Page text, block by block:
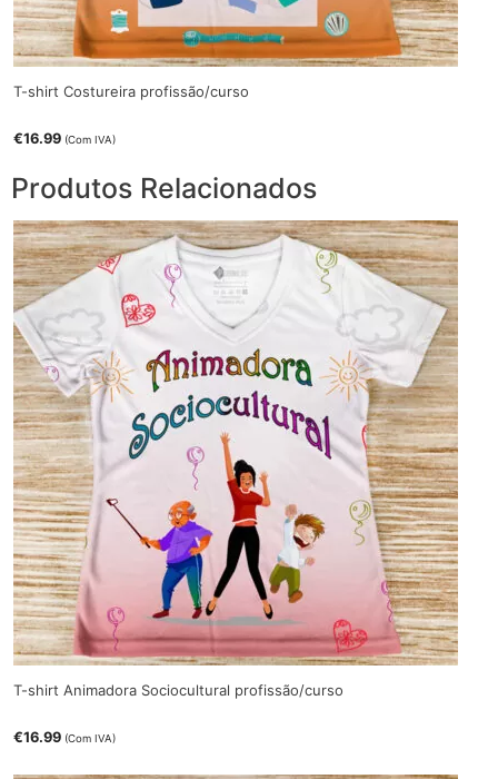
T-shirt Costureira profissão/curso
€16.99 (Com IVA)
Produtos Relacionados
T-shirt Animadora Sociocultural profissão/curso
€16.99 (Com IVA)